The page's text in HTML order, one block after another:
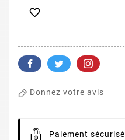

Donnez votre avis
Paiement sécurisé